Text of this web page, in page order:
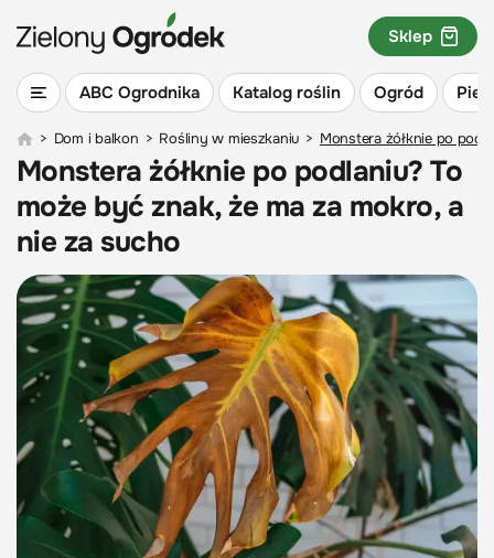
ABC Ogrodnika Katalog roślin Ogród
Sklep
> Dom i balkon > Rośliny w mieszkaniu > Monstera żółknie po
Monstera żółknie po podlaniu? To
może być znak, że ma za mokro, a
nie za sucho